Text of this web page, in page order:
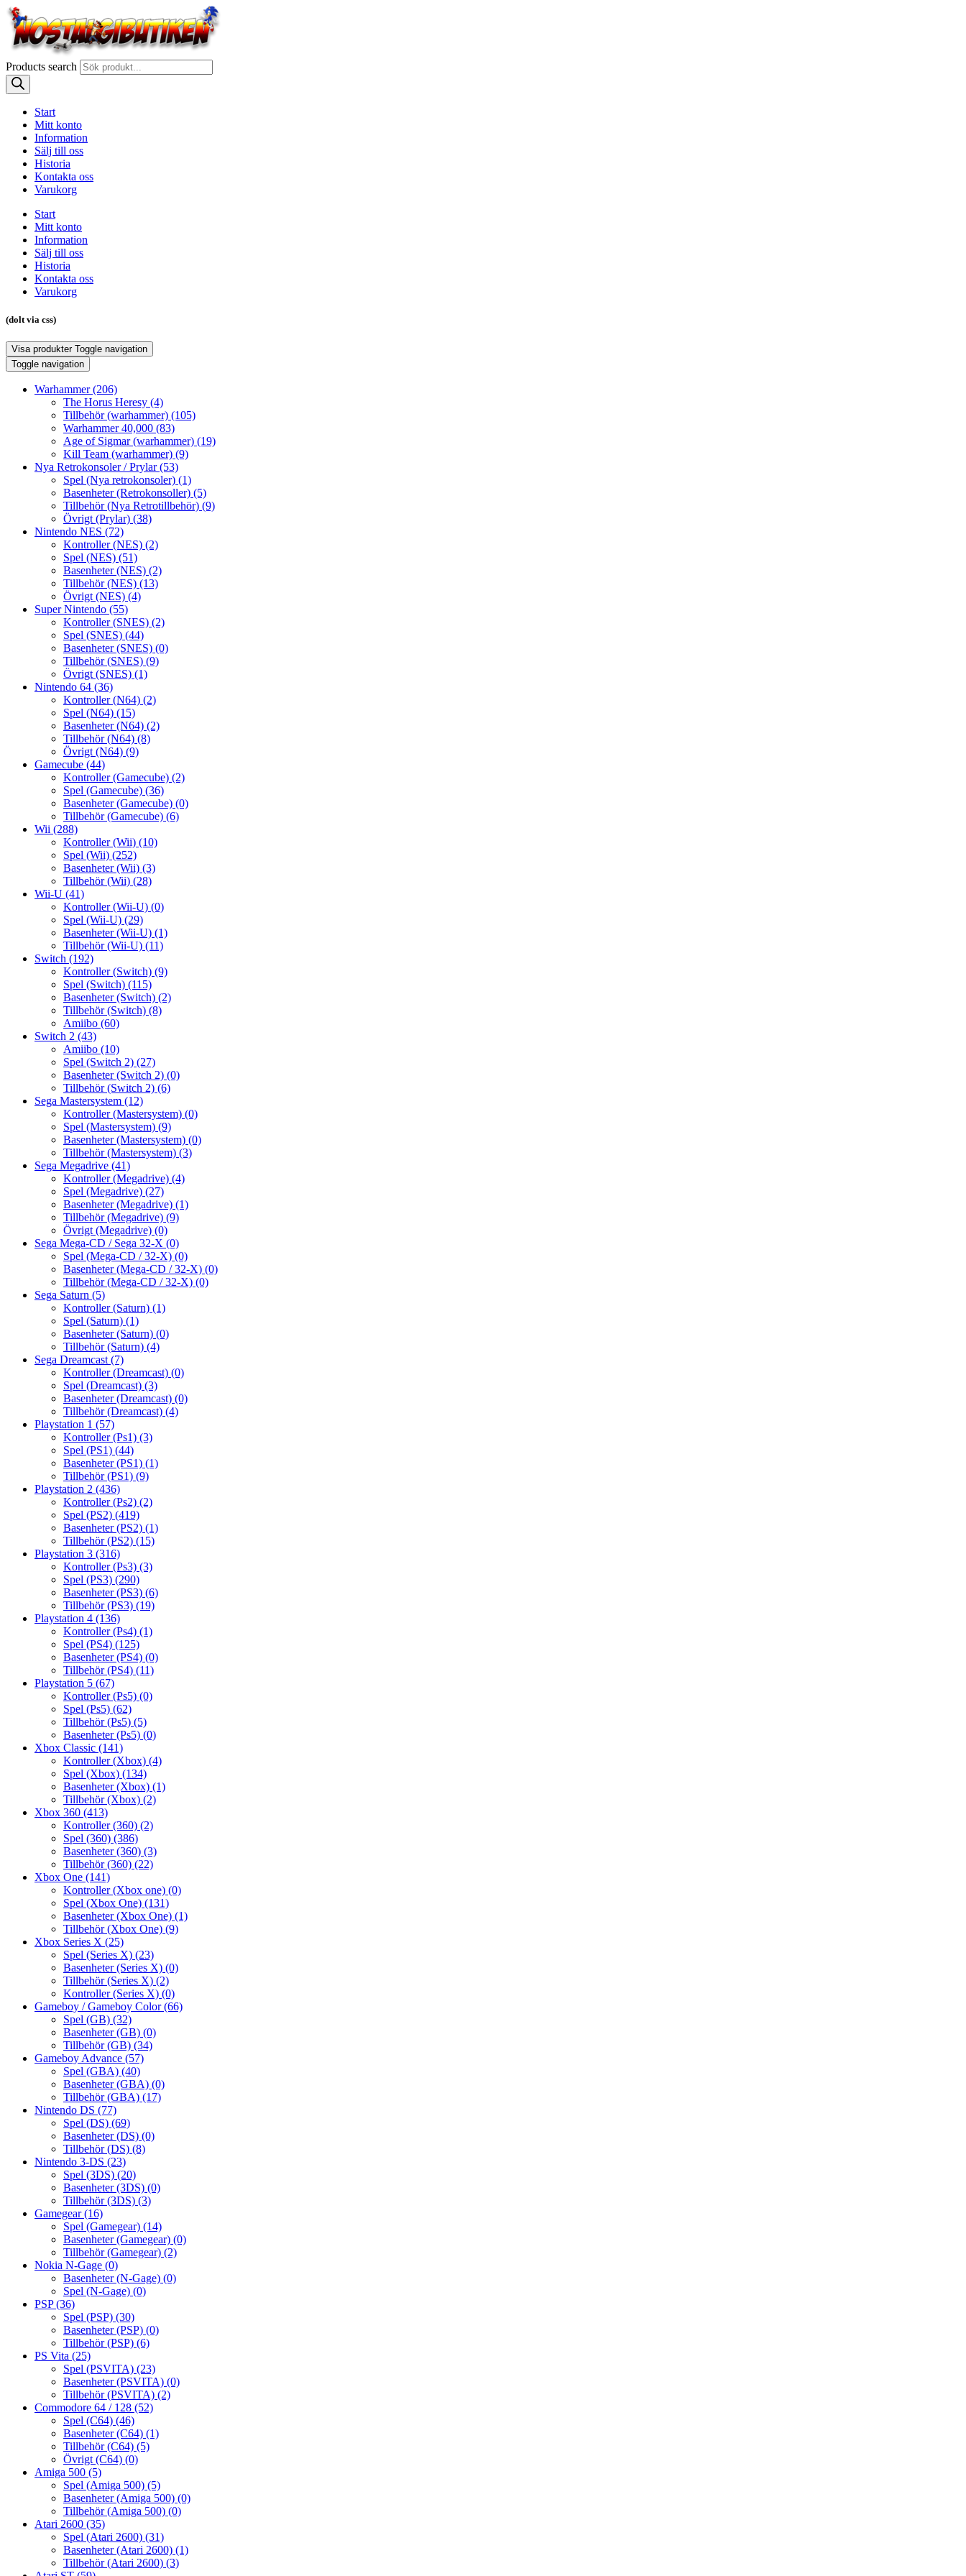
Products search
Start
Mitt konto
Information
Sälj till oss
Historia
Kontakta oss
Varukorg
Start
Mitt konto
Information
Sälj till oss
Historia
Kontakta oss
Varukorg
(dolt via css)
Visa produkter Toggle navigation
Toggle navigation
Warhammer(206)
The Horus Heresy (4)
Tillbehör (warhammer) (105)
Warhammer 40,000 (83)
Age of Sigmar (warhammer) (19)
Kill Team (warhammer) (9)
Nya Retrokonsoler / Prylar(53)
Spel (Nya retrokonsoler) (1)
Basenheter (Retrokonsoller) (5)
Tillbehör (Nya Retrotillbehör) (9)
Övrigt (Prylar) (38)
Nintendo NES (72)
Kontroller (NES) (2)
Spel (NES) (51)
Basenheter (NES) (2)
Tillbehör (NES) (13)
Övrigt (NES) (4)
Super Nintendo (55)
Kontroller (SNES) (2)
Spel (SNES) (44)
Basenheter (SNES) (0)
Tillbehör (SNES) (9)
Övrigt (SNES) (1)
Nintendo 64 (36)
Kontroller (N64) (2)
Spel (N64) (15)
Basenheter (N64) (2)
Tillbehör (N64) (8)
Övrigt (N64) (9)
Gamecube (44)
Kontroller (Gamecube) (2)
Spel (Gamecube) (36)
Basenheter (Gamecube) (0)
Tillbehör (Gamecube) (6)
Wii (288)
Kontroller (Wii) (10)
Spel (Wii) (252)
Basenheter (Wii) (3)
Tillbehör (Wii) (28)
Wii-U (41)
Kontroller (Wii-U) (0)
Spel (Wii-U) (29)
Basenheter (Wii-U) (1)
Tillbehör (Wii-U) (11)
Switch (192)
Kontroller (Switch) (9)
Spel (Switch) (115)
Basenheter (Switch) (2)
Tillbehör (Switch) (8)
Amiibo (60)
Switch 2 (43)
Amiibo (10)
Spel (Switch 2) (27)
Basenheter (Switch 2) (0)
Tillbehör (Switch 2) (6)
Sega Mastersystem (12)
Kontroller (Mastersystem) (0)
Spel (Mastersystem) (9)
Basenheter (Mastersystem) (0)
Tillbehör (Mastersystem) (3)
Sega Megadrive (41)
Kontroller (Megadrive) (4)
Spel (Megadrive) (27)
Basenheter (Megadrive) (1)
Tillbehör (Megadrive) (9)
Övrigt (Megadrive) (0)
Sega Mega-CD / Sega 32-X (0)
Spel (Mega-CD / 32-X) (0)
Basenheter (Mega-CD / 32-X) (0)
Tillbehör (Mega-CD / 32-X) (0)
Sega Saturn (5)
Kontroller (Saturn) (1)
Spel (Saturn) (1)
Basenheter (Saturn) (0)
Tillbehör (Saturn) (4)
Sega Dreamcast (7)
Kontroller (Dreamcast) (0)
Spel (Dreamcast) (3)
Basenheter (Dreamcast) (0)
Tillbehör (Dreamcast) (4)
Playstation 1 (57)
Kontroller (Ps1) (3)
Spel (PS1) (44)
Basenheter (PS1) (1)
Tillbehör (PS1) (9)
Playstation 2 (436)
Kontroller (Ps2) (2)
Spel (PS2) (419)
Basenheter (PS2) (1)
Tillbehör (PS2) (15)
Playstation 3 (316)
Kontroller (Ps3) (3)
Spel (PS3) (290)
Basenheter (PS3) (6)
Tillbehör (PS3) (19)
Playstation 4 (136)
Kontroller (Ps4) (1)
Spel (PS4) (125)
Basenheter (PS4) (0)
Tillbehör (PS4) (11)
Playstation 5 (67)
Kontroller (Ps5) (0)
Spel (Ps5) (62)
Tillbehör (Ps5) (5)
Basenheter (Ps5) (0)
Xbox Classic (141)
Kontroller (Xbox) (4)
Spel (Xbox) (134)
Basenheter (Xbox) (1)
Tillbehör (Xbox) (2)
Xbox 360 (413)
Kontroller (360) (2)
Spel (360) (386)
Basenheter (360) (3)
Tillbehör (360) (22)
Xbox One (141)
Kontroller (Xbox one) (0)
Spel (Xbox One) (131)
Basenheter (Xbox One) (1)
Tillbehör (Xbox One) (9)
Xbox Series X (25)
Spel (Series X) (23)
Basenheter (Series X) (0)
Tillbehör (Series X) (2)
Kontroller (Series X) (0)
Gameboy / Gameboy Color(66)
Spel (GB) (32)
Basenheter (GB) (0)
Tillbehör (GB) (34)
Gameboy Advance (57)
Spel (GBA) (40)
Basenheter (GBA) (0)
Tillbehör (GBA) (17)
Nintendo DS (77)
Spel (DS) (69)
Basenheter (DS) (0)
Tillbehör (DS) (8)
Nintendo 3-DS (23)
Spel (3DS) (20)
Basenheter (3DS) (0)
Tillbehör (3DS) (3)
Gamegear(16)
Spel (Gamegear) (14)
Basenheter (Gamegear) (0)
Tillbehör (Gamegear) (2)
Nokia N-Gage (0)
Basenheter (N-Gage) (0)
Spel (N-Gage) (0)
PSP(36)
Spel (PSP) (30)
Basenheter (PSP) (0)
Tillbehör (PSP) (6)
PS Vita (25)
Spel (PSVITA) (23)
Basenheter (PSVITA) (0)
Tillbehör (PSVITA) (2)
Commodore 64 / 128 (52)
Spel (C64) (46)
Basenheter (C64) (1)
Tillbehör (C64) (5)
Övrigt (C64) (0)
Amiga 500 (5)
Spel (Amiga 500) (5)
Basenheter (Amiga 500) (0)
Tillbehör (Amiga 500) (0)
Atari 2600 (35)
Spel (Atari 2600) (31)
Basenheter (Atari 2600) (1)
Tillbehör (Atari 2600) (3)